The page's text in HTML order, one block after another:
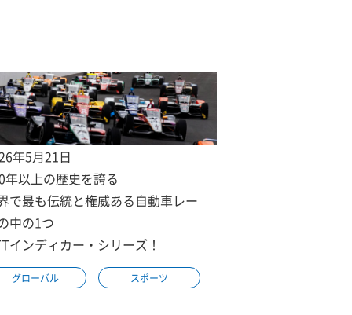
年5月21日
年以上の歴史を誇る
で最も伝統と権威ある自動車レー
中の1つ
インディカー・シリーズ！
グローバル スポーツ